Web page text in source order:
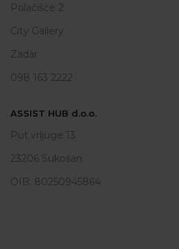
Polačišće 2
City Gallery
Zadar
098 163 2222
ASSIST HUB d.o.o.
Put vrljuge 13
23206 Sukošan
OIB: 80250945864